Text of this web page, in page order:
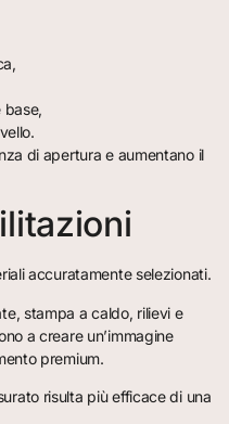
base,
di apertura e aumentano il
accuratamente selezionati.
stampa a caldo, rilievi e
a creare un’immagine
premium.
risulta più efficace di una